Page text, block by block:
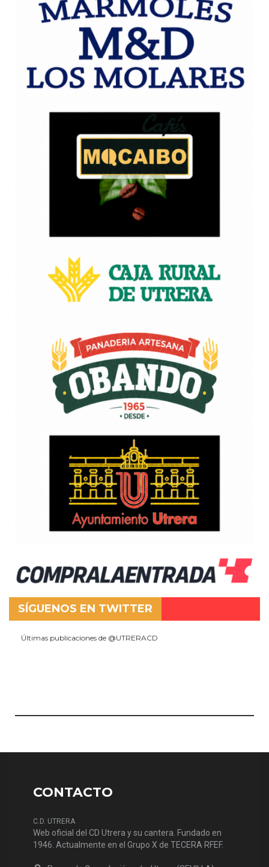
SÍGUENOS EN TWITTER
Últimas publicaciones de @UTRERACD
CONTACTO
C.D. UTRERA
Web oficial del CD Utrera y su cantera. Fundado en
1946. Actualmente en el Grupo X de TECERA RFEF.